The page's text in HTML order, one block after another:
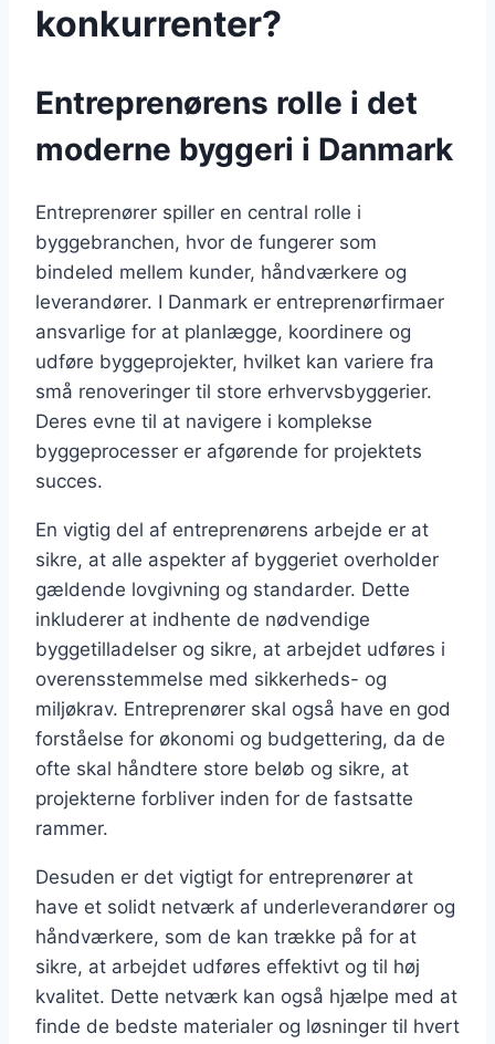
konkurrenter?
Entreprenørens rolle i det
moderne byggeri i Danmark
Entreprenører spiller en central rolle i
byggebranchen, hvor de fungerer som
bindeled mellem kunder, håndværkere og
leverandører. I Danmark er entreprenørfirmaer
ansvarlige for at planlægge, koordinere og
udføre byggeprojekter, hvilket kan variere fra
små renoveringer til store erhvervsbyggerier.
Deres evne til at navigere i komplekse
byggeprocesser er afgørende for projektets
succes.
En vigtig del af entreprenørens arbejde er at
sikre, at alle aspekter af byggeriet overholder
gældende lovgivning og standarder. Dette
inkluderer at indhente de nødvendige
byggetilladelser og sikre, at arbejdet udføres i
overensstemmelse med sikkerheds- og
miljøkrav. Entreprenører skal også have en god
forståelse for økonomi og budgettering, da de
ofte skal håndtere store beløb og sikre, at
projekterne forbliver inden for de fastsatte
rammer.
Desuden er det vigtigt for entreprenører at
have et solidt netværk af underleverandører og
håndværkere, som de kan trække på for at
sikre, at arbejdet udføres effektivt og til høj
kvalitet. Dette netværk kan også hjælpe med at
finde de bedste materialer og løsninger til hvert